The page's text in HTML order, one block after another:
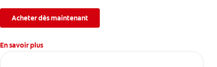
l’érosion de l’émail.
Acheter dès maintenant
En savoir plus